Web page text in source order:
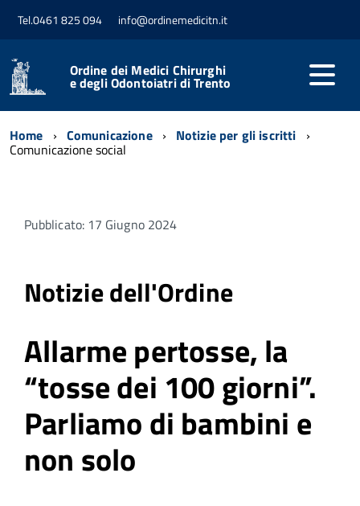
Tel.0461 825 094 info@ordinemedicitn.it
Ordine dei Medici Chirurghi
e degli Odontoiatri di Trento
Home Comunicazione Notizie per gli iscritti
Comunicazione social
Pubblicato: 17 Giugno 2024
Notizie dell'Ordine
Allarme pertosse, la
“tosse dei 100 giorni”.
Parliamo di bambini e
non solo